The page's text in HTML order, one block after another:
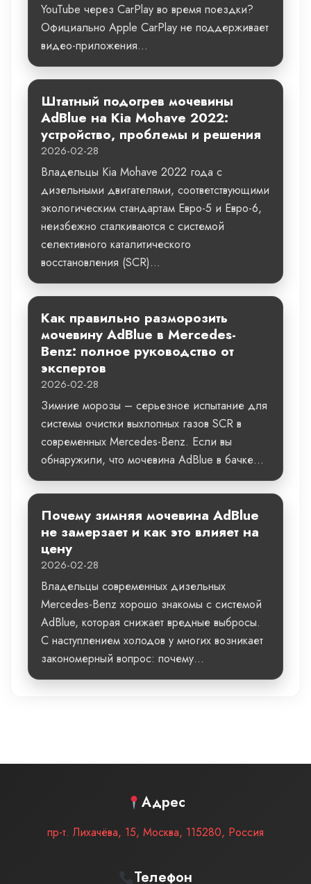
YouTube через CarPlay во время поездки?
Официально Apple CarPlay не поддерживает
видео-приложения...
Штатный подогрев мочевины
AdBlue на Kia Mohave 2022:
устройство, проблемы и решения
2026-02-28
Владельцы Kia Mohave 2022 года с
дизельными двигателями, соответствующими
экологическим стандартам Евро-5 и Евро-6,
неизбежно сталкиваются с системой
селективного каталитического
восстановления (SCR)...
Как правильно разморозить
мочевину AdBlue в Mercedes-
Benz: полное руководство от
экспертов
2026-02-28
Зимние морозы – серьезное испытание для
системы очистки выхлопных газов SCR в
современных Mercedes-Benz. Если вы
обнаружили, что мочевина AdBlue в бачке...
Почему зимняя мочевина AdBlue
не замерзает и как это влияет на
цену
2026-02-28
Владельцы современных дизельных
Mercedes-Benz хорошо знакомы с системой
AdBlue, которая снижает вредные выбросы.
С наступлением холодов у многих возникает
закономерный вопрос: почему...
Адрес
пр-т. Лихачёва, 15, Москва, 115280, Россия
Телефон